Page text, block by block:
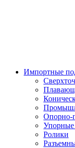
Импортные
Опорно-
Ролики